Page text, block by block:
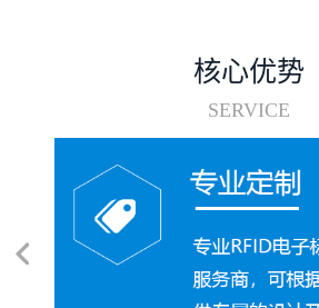
核心优势
SERVICE